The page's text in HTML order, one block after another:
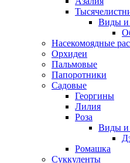
Виды и
Насекомоядные
Орхидеи
Пальмовые
Папоротники
Садовые
Георгины
Лилия
Роза
Виды и
Ромашка
Суккуленты